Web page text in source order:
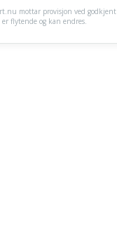
mottar provisjon ved godkjent
flytende og kan endres.